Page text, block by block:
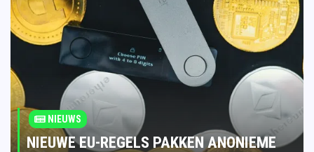
NIEUWS
NIEUWE EU-REGELS PAKKEN ANONIEME